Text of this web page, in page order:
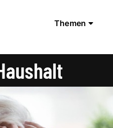
Themen